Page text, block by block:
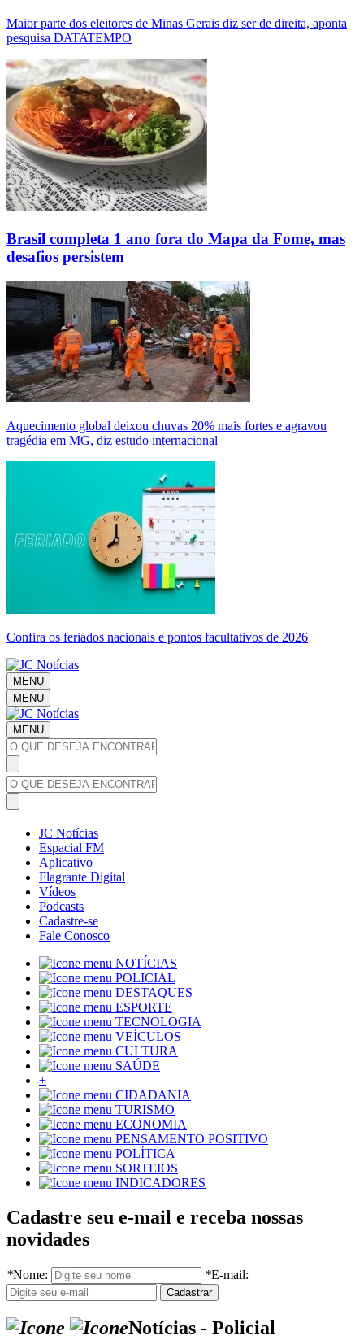
Maior parte dos eleitores de Minas Gerais diz ser de direita, aponta
pesquisa DATATEMPO
Brasil completa 1 ano fora do Mapa da Fome, mas
desafios persistem
Aquecimento global deixou chuvas 20% mais fortes e agravou
tragédia em MG, diz estudo internacional
Confira os feriados nacionais e pontos facultativos de 2026
MENU
MENU
MENU
JC Notícias
Espacial FM
Aplicativo
Flagrante Digital
Vídeos
Podcasts
Cadastre-se
Fale Conosco
NOTÍCIAS
POLICIAL
DESTAQUES
ESPORTE
TECNOLOGIA
VEÍCULOS
CULTURA
SAÚDE
+
CIDADANIA
TURISMO
ECONOMIA
PENSAMENTO POSITIVO
POLÍTICA
SORTEIOS
INDICADORES
Cadastre seu e-mail e receba nossas
novidades
*Nome: *E-mail:
Notícias - Policial